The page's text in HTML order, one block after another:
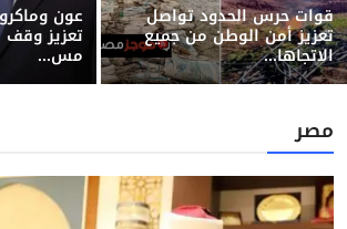
قوات حرس الحدود تواصل
تعزيز أمن الوطن من جميع
الاتجاها...
عون
تعزيز وقف
مس...
مصر